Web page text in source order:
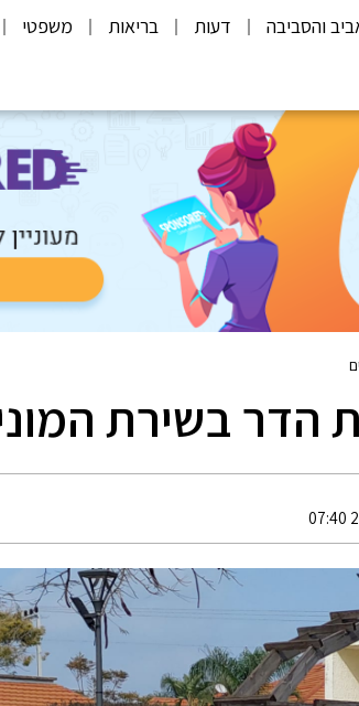
והסביבה דעות בריאות משפטי
הדר בשירת